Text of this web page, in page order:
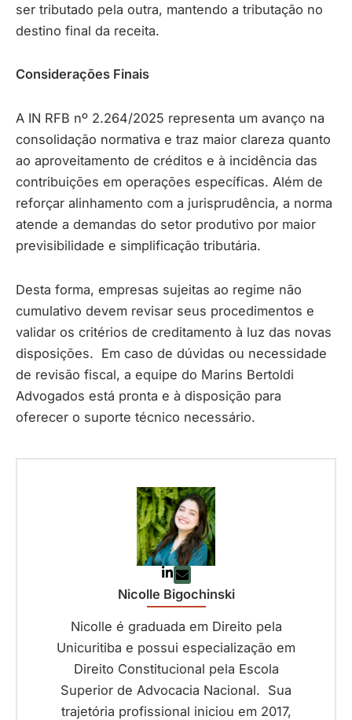
ser tributado pela outra, mantendo a tributação no
destino final da receita.
Considerações Finais
A IN RFB nº 2.264/2025 representa um avanço na
consolidação normativa e traz maior clareza quanto
ao aproveitamento de créditos e à incidência das
contribuições em operações específicas. Além de
reforçar alinhamento com a jurisprudência, a norma
atende a demandas do setor produtivo por maior
previsibilidade e simplificação tributária.
Desta forma, empresas sujeitas ao regime não
cumulativo devem revisar seus procedimentos e
validar os critérios de creditamento à luz das novas
disposições. Em caso de dúvidas ou necessidade
de revisão fiscal, a equipe do Marins Bertoldi
Advogados está pronta e à disposição para
oferecer o suporte técnico necessário.
Nicolle Bigochinski
Nicolle é graduada em Direito pela
Unicuritiba e possui especialização em
Direito Constitucional pela Escola
Superior de Advocacia Nacional. Sua
trajetória profissional iniciou em 2017,